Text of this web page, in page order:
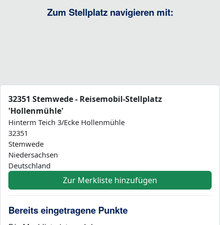
Zum Stellplatz navigieren mit:
32351 Stemwede - Reisemobil-Stellplatz
'Hollenmühle'
Hinterm Teich 3/Ecke Hollenmühle
32351
Stemwede
Niedersachsen
Deutschland
Zur Merkliste hinzufügen
Bereits eingetragene Punkte